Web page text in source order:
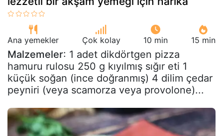
Ana yemekler Çok kolay 10 min 15 min
Malzemeler: 1 adet dikdörtgen pizza
hamuru rulosu 250 g kıyılmış sığır eti 1
küçük soğan (ince doğranmış) 4 dilim çedar
peyniri (veya scamorza veya provolone)...